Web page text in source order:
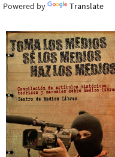
Powered by Translate